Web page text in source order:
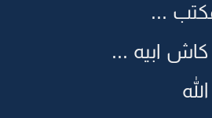
...
ابيه ...